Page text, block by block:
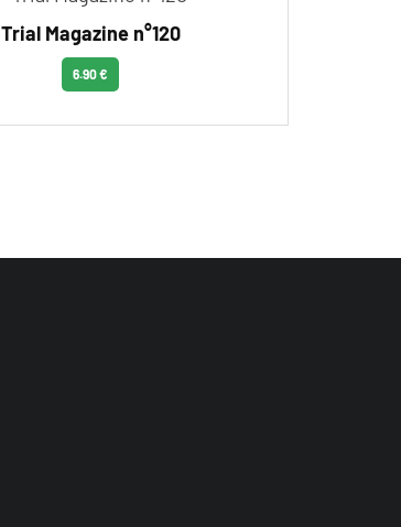
Trial Magazine n°120
6.90 €